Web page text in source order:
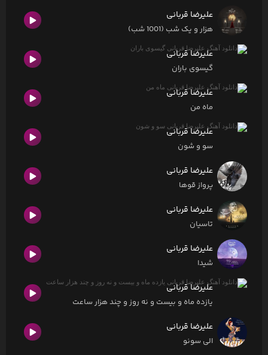
علیرضا قربانی
هزار و یک شب (1001 شب)
علیرضا قربانی
گیسوی باران
علیرضا قربانی
ماه من
علیرضا قربانی
سو‌ و شون
علیرضا قربانی
پرواز قوها
علیرضا قربانی
تاسیان
علیرضا قربانی
شیدا
علیرضا قربانی
یازده ماه و بیست و نه روز و چند هزار ساعت
علیرضا قربانی
الی سونو